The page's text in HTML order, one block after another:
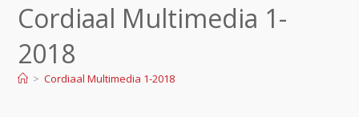
Cordiaal Multimedia 1-
2018
> Cordiaal Multimedia 1-2018